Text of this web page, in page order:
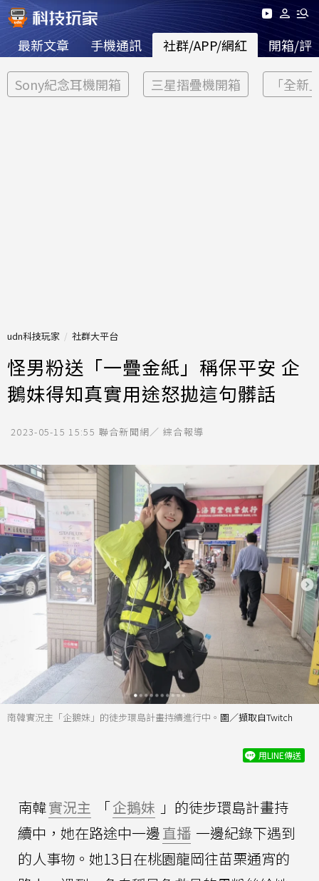
最新文章 手機通訊 社群/APP/網紅 開箱/評
Sony紀念耳機開箱 三星摺疊機開箱 「全新
udn科技玩家 社群大平台
怪男粉送「一疊金紙」稱保平安 企
鵝妹得知真實用途怒拋這句髒話
2023-05-15 15:55 聯合新聞網／ 綜合報導
南韓實況主「企鵝妹」的徒步環島計畫持續進行中。 圖／擷取自Twitch
用LINE傳送
南韓實況主 「企鵝妹 」的徒步環島計畫持
續中，她在路途中一邊直播 一邊紀錄下遇到
的人事物。她13日在桃園龍岡往苗栗通宵的